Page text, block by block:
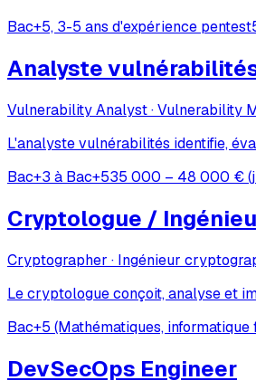
Bac+5, 3-5 ans d'expérience pentest
Analyste
Vulnerability Analyst · Vulnerability
L'analyste vulnérabilités identifie,
Bac+3 à Bac+535 000 – 48 000 €
Cryptologue /
Cryptographer · Ingénieur
Le cryptologue conçoit, analyse et
Bac+5 (Mathématiques, informatique
DevSecOps Engineer